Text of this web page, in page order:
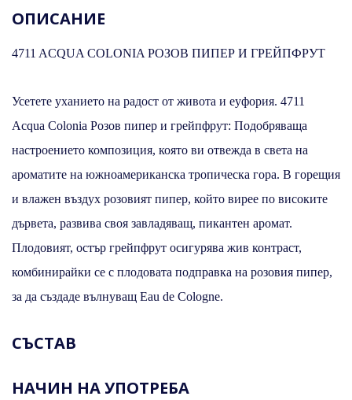
ОПИСАНИЕ
4711 ACQUA COLONIA РОЗОВ ПИПЕР И ГРЕЙПФРУТ
Усетете уханието на радост от живота и еуфория. 4711
Acqua Colonia Розов пипер и грейпфрут: Подобряваща
настроението композиция, която ви отвежда в света на
ароматите на южноамериканска тропическа гора. В горещия
и влажен въздух розовият пипер, който вирее по високите
дървета, развива своя завладяващ, пикантен аромат.
Плодовият, остър грейпфрут осигурява жив контраст,
комбинирайки се с плодовата подправка на розовия пипер,
за да създаде вълнуващ Eau de Cologne.
СЪСТАВ
НАЧИН НА УПОТРЕБА